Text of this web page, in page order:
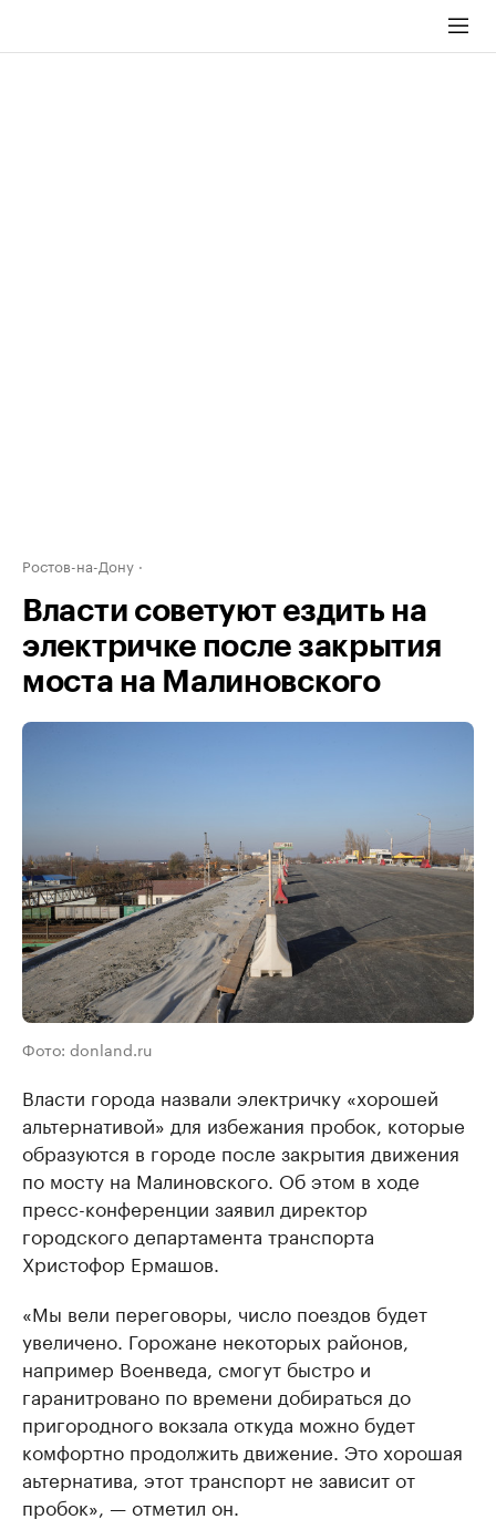
Ростов-на-Дону
Власти советуют ездить на
электричке после закрытия
моста на Малиновского
Фото: donland.ru
Власти города назвали электричку «хорошей
альтернативой» для избежания пробок, которые
образуются в городе после закрытия движения
по мосту на Малиновского. Об этом в ходе
пресс-конференции заявил директор
городского департамента транспорта
Христофор Ермашов.
«Мы вели переговоры, число поездов будет
увеличено. Горожане некоторых районов,
например Военведа, смогут быстро и
гаранитровано по времени добираться до
пригородного вокзала откуда можно будет
комфортно продолжить движение. Это хорошая
аьтернатива, этот транспорт не зависит от
пробок», — отметил он.